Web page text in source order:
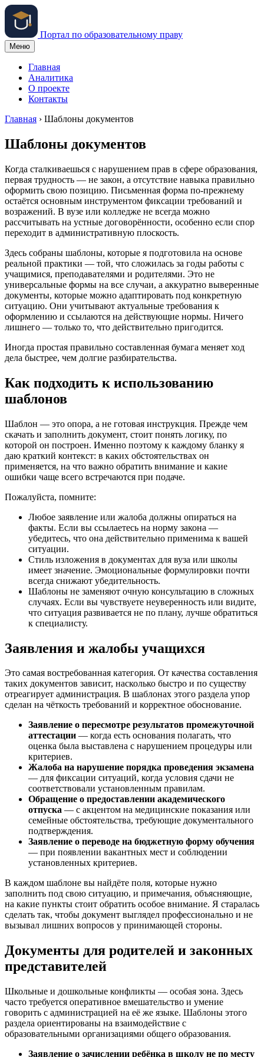
Портал по образовательному праву
Меню
Главная
Аналитика
О проекте
Контакты
Главная › Шаблоны документов
Шаблоны документов
Когда сталкиваешься с нарушением прав в сфере образования,
первая трудность — не закон, а отсутствие навыка правильно
оформить свою позицию. Письменная форма по-прежнему
остаётся основным инструментом фиксации требований и
возражений. В вузе или колледже не всегда можно
рассчитывать на устные договорённости, особенно если спор
переходит в административную плоскость.
Здесь собраны шаблоны, которые я подготовила на основе
реальной практики — той, что сложилась за годы работы с
учащимися, преподавателями и родителями. Это не
универсальные формы на все случаи, а аккуратно выверенные
документы, которые можно адаптировать под конкретную
ситуацию. Они учитывают актуальные требования к
оформлению и ссылаются на действующие нормы. Ничего
лишнего — только то, что действительно пригодится.
Иногда простая правильно составленная бумага меняет ход
дела быстрее, чем долгие разбирательства.
Как подходить к использованию
шаблонов
Шаблон — это опора, а не готовая инструкция. Прежде чем
скачать и заполнить документ, стоит понять логику, по
которой он построен. Именно поэтому к каждому бланку я
даю краткий контекст: в каких обстоятельствах он
применяется, на что важно обратить внимание и какие
ошибки чаще всего встречаются при подаче.
Пожалуйста, помните:
Любое заявление или жалоба должны опираться на
факты. Если вы ссылаетесь на норму закона —
убедитесь, что она действительно применима к вашей
ситуации.
Стиль изложения в документах для вуза или школы
имеет значение. Эмоциональные формулировки почти
всегда снижают убедительность.
Шаблоны не заменяют очную консультацию в сложных
случаях. Если вы чувствуете неуверенность или видите,
что ситуация развивается не по плану, лучше обратиться
к специалисту.
Заявления и жалобы учащихся
Это самая востребованная категория. От качества составления
таких документов зависит, насколько быстро и по существу
отреагирует администрация. В шаблонах этого раздела упор
сделан на чёткость требований и корректное обоснование.
Заявление о пересмотре результатов промежуточной
аттестации — когда есть основания полагать, что
оценка была выставлена с нарушением процедуры или
критериев.
Жалоба на нарушение порядка проведения экзамена
— для фиксации ситуаций, когда условия сдачи не
соответствовали установленным правилам.
Обращение о предоставлении академического
отпуска — с акцентом на медицинские показания или
семейные обстоятельства, требующие документального
подтверждения.
Заявление о переводе на бюджетную форму обучения
— при появлении вакантных мест и соблюдении
установленных критериев.
В каждом шаблоне вы найдёте поля, которые нужно
заполнить под свою ситуацию, и примечания, объясняющие,
на какие пункты стоит обратить особое внимание. Я старалась
сделать так, чтобы документ выглядел профессионально и не
вызывал лишних вопросов у принимающей стороны.
Документы для родителей и законных
представителей
Школьные и дошкольные конфликты — особая зона. Здесь
часто требуется оперативное вмешательство и умение
говорить с администрацией на её же языке. Шаблоны этого
раздела ориентированы на взаимодействие с
образовательными организациями общего образования.
Заявление о зачислении ребёнка в школу не по месту